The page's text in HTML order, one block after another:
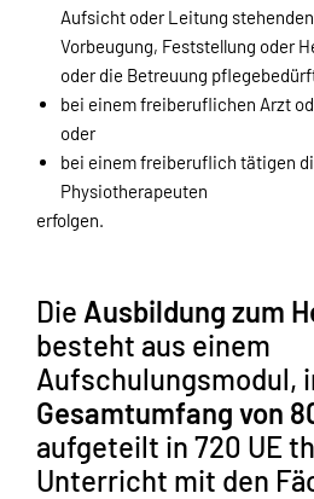
Aufsicht oder Leitung
Vorbeugung, Feststellung oder
oder die Betreuung
bei einem freiberuflichen Arzt
oder
bei einem freiberuflich tätigen
Physiotherapeuten
erfolgen.
Die Ausbildung zum
besteht aus einem
Aufschulungsmodul,
Gesamtumfang von
aufgeteilt in 720 UE
Unterricht mit den